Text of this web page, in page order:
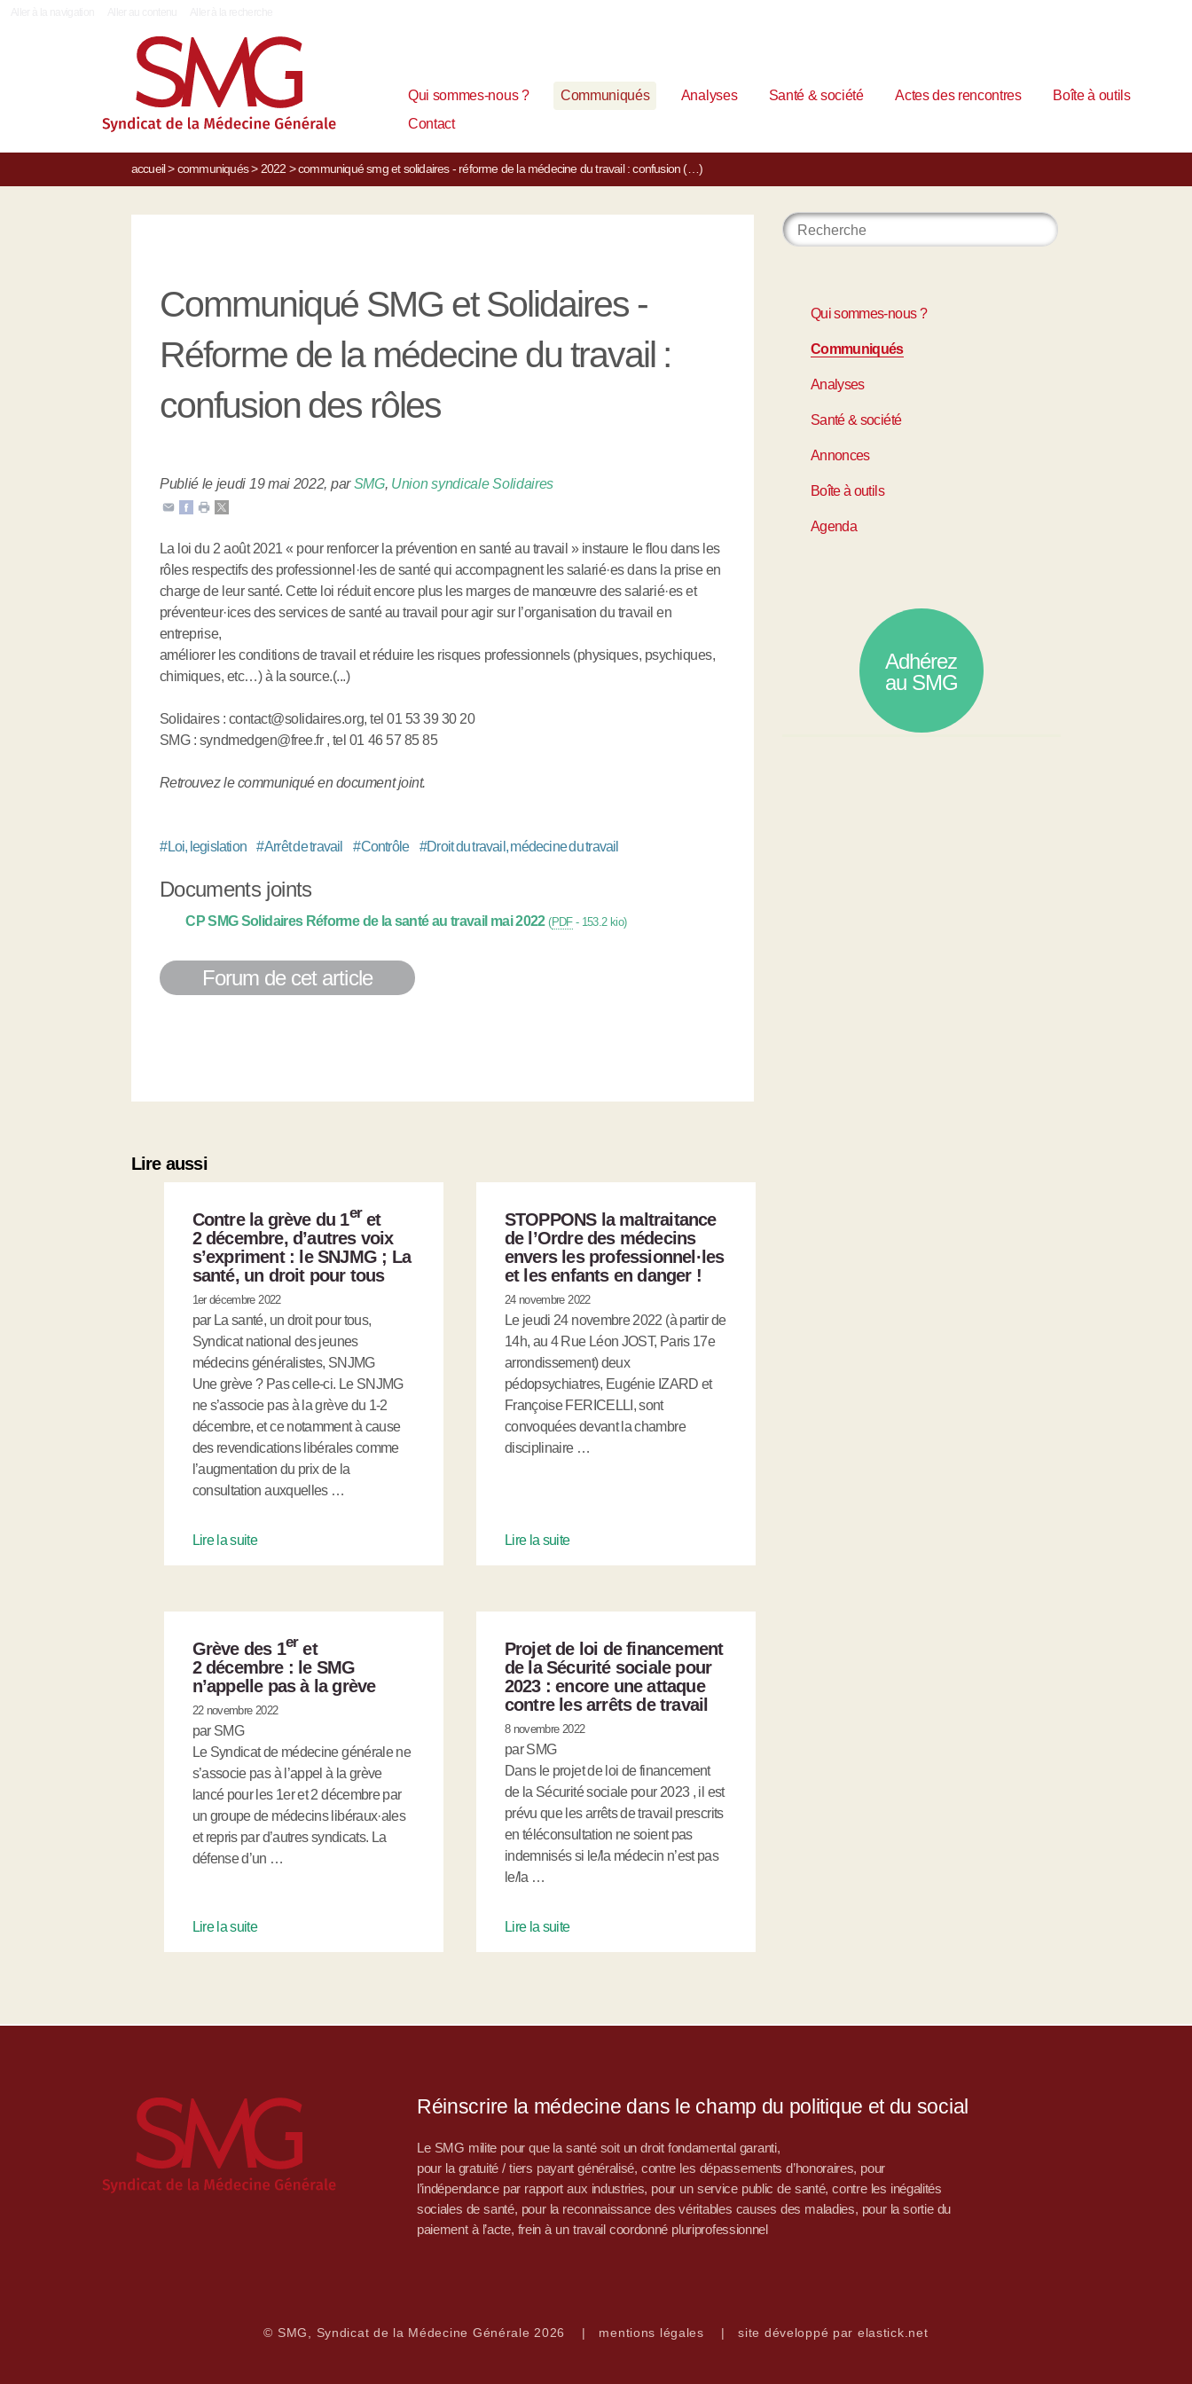
Qui sommes-nous ? Communiqués Analyses Santé & société Actes des rencontres
Boîte à outils
Contact
accueil> communiqués> 2022 > communiqué smg et solidaires - réforme de la médecine du travail : confusion (…)
Communiqué SMG et Solidaires -
Réforme de la médecine du travail :
confusion des rôles
Publié le jeudi 19 mai 2022, parSMG, Union syndicale Solidaires
La loi du 2 août 2021 « pour renforcer la prévention en santé au travail » instaure le flou dans les
rôles respectifs des professionnel · les de santé qui accompagnent les salarié·es dans la prise en
charge de leur santé. Cette loi réduit encore plus les marges de manœuvre des salarié·es et
préventeur·ices des services de santé au travail pour agir sur l’organisation du travail en
entreprise,
améliorer les conditions de travail et réduire les risques professionnels (physiques, psychiques,
chimiques, etc…) à la source.(...)
Solidaires : contact@solidaires.org, tel 01 53 39 30 20
SMG : syndmedgen@free.fr , tel 01 46 57 85 85
Retrouvez le communiqué en document joint.
#Loi, legislation #Arrêt de travail #Contrôle #Droit du travail, médecine du travail
Documents joints
CP SMG Solidaires Réforme de la santé au travail mai 2022 (PDF- 153.2 kio)
Forum de cet article
Lire aussi
Contre la grève du 1er et
2 décembre, d’autres voix
s’expriment : le SNJMG ; La
santé, un droit pour tous
1er décembre 2022
par La santé, un droit pour tous,
Syndicat national des jeunes
médecins généralistes, SNJMG
Une grève ? Pas celle-ci. Le SNJMG
ne s’associe pas à la grève du 1-2
décembre, et ce notamment à cause
des revendications libérales comme
l’augmentation du prix de la
consultation auxquelles …
Lire la suite
STOPPONS la maltraitance
de l’Ordre des médecins
envers les professionnel · les
et les enfants en danger !
24 novembre 2022
Le jeudi 24 novembre 2022 (à partir de
14h, au 4 Rue Léon JOST, Paris 17e
arrondissement) deux
pédopsychiatres, Eugénie IZARD et
Françoise FERICELLI, sont
convoquées devant la chambre
disciplinaire …
Lire la suite
Grève des 1er et
2 décembre : le SMG
n’appelle pas à la grève
22 novembre 2022
par SMG
Le Syndicat de médecine générale ne
s’associe pas à l’appel à la grève
lancé pour les 1er et 2 décembre par
un groupe de médecins libéraux·ales
et repris par d’autres syndicats. La
défense d’un …
Lire la suite
Projet de loi de financement
de la Sécurité sociale pour
2023 : encore une attaque
contre les arrêts de travail
8 novembre 2022
par SMG
Dans le projet de loi de financement
de la Sécurité sociale pour 2023 , il est
prévu que les arrêts de travail prescrits
en téléconsultation ne soient pas
indemnisés si le/la médecin n’est pas
le/la …
Lire la suite
Qui sommes-nous ?
Communiqués
Analyses
Santé & société
Annonces
Boîte à outils
Agenda
Adhérez
au SMG
Réinscrire la médecine dans le champ du politique et du social
Le SMG milite pour que la santé soit un droit fondamental garanti,
pour la gratuité / tiers payant généralisé, contre les dépassements d’honoraires, pour
l’indépendance par rapport aux industries, pour un service public de santé, contre les inégalités
sociales de santé, pour la reconnaissance des véritables causes des maladies, pour la sortie du
paiement à l’acte, frein à un travail coordonné pluriprofessionnel
© SMG, Syndicat de la Médecine Générale 2026 | mentions légales | site développé par elastick.net